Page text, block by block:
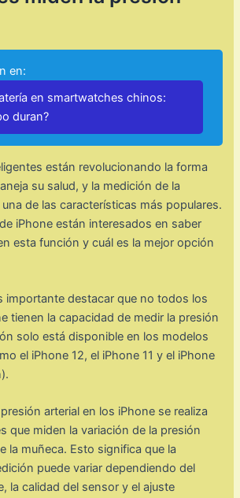
en:
en smartwatches chinos:
duran?
están revolucionando la forma
su salud, y la medición de la
de las características más populares.
iPhone están interesados en saber
esta función y cuál es la mejor opción
importante destacar que no todos los
tienen la capacidad de medir la presión
solo está disponible en los modelos
el iPhone 12, el iPhone 11 y el iPhone
arterial en los iPhone se realiza
que miden la variación de la presión
la muñeca. Esto significa que la
puede variar dependiendo del
la calidad del sensor y el ajuste